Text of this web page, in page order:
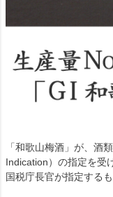
「和歌山梅酒」が、酒
Indication）の指定を受
国税庁長官が指定する